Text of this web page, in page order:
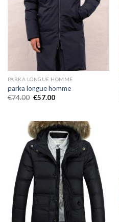
PARKA LONGUE HOMME
parka longue homme
€74.00 €57.00